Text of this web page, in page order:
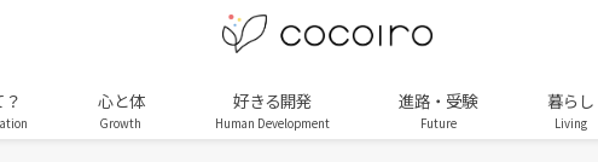
心と体
Growth
好きる開発
Human Development
進路・受験
Future
暮らし
Living